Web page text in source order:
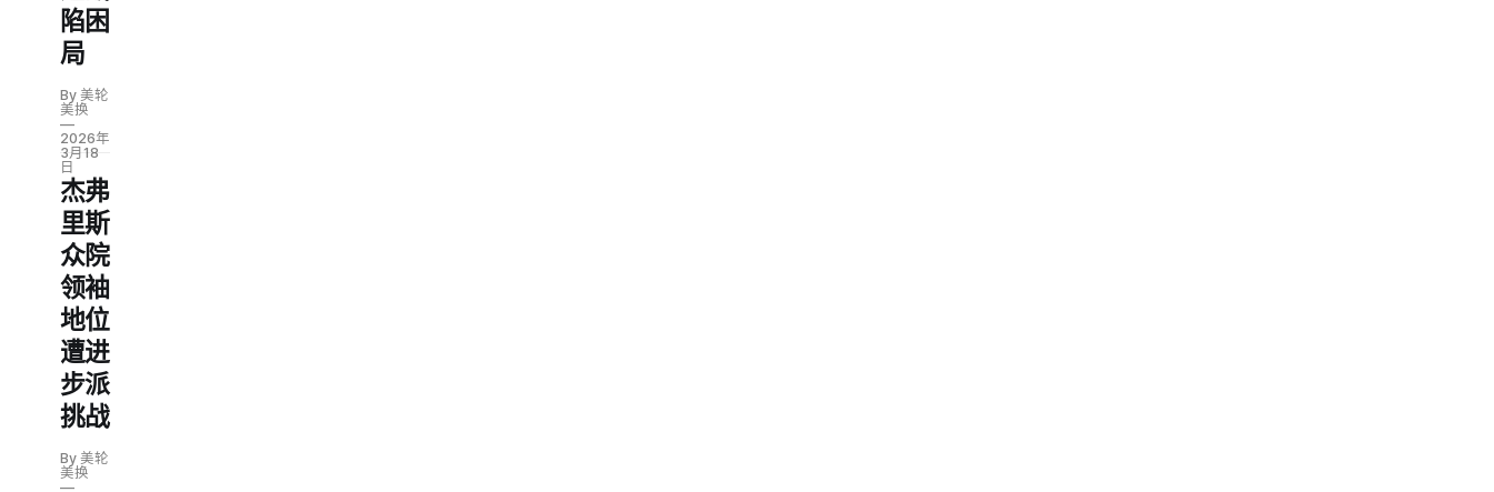
陷困
局
By 美轮
美换
2026年
3月18
日
杰弗
里斯
众院
领袖
地位
遭进
步派
挑战
By 美轮
美换